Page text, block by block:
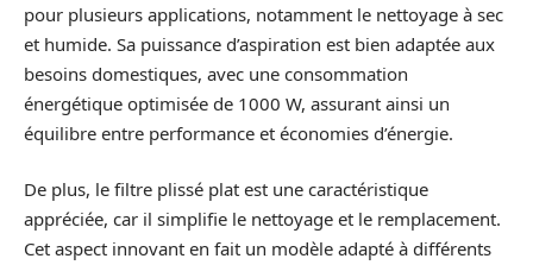
pour plusieurs applications, notamment le nettoyage à sec
et humide. Sa puissance d’aspiration est bien adaptée aux
besoins domestiques, avec une consommation
énergétique optimisée de 1000 W, assurant ainsi un
équilibre entre performance et économies d’énergie.
De plus, le filtre plissé plat est une caractéristique
appréciée, car il simplifie le nettoyage et le remplacement.
Cet aspect innovant en fait un modèle adapté à différents